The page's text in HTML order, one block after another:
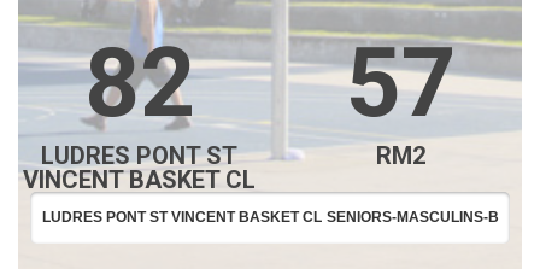
82 57
LUDRES PONT ST
VINCENT BASKET CL
RM2
LUDRES PONT ST VINCENT BASKET CL SENIORS-MASCULINS-B